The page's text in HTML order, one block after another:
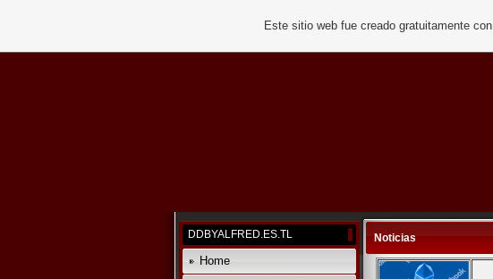
DDBYALFRED.ES.TL
Home
Noticias
Este sitio web fue creado gratuitamente con